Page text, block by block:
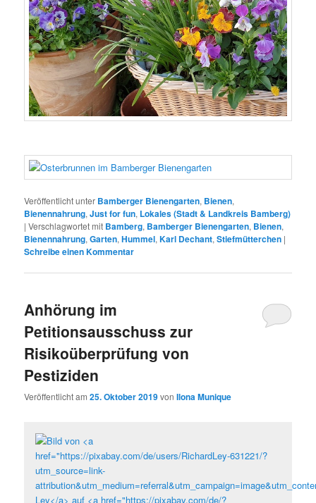
Veröffentlicht unter Bamberger Bienengarten, Bienen,
Bienennahrung,Just for fun, Lokales (Stadt & Landkreis Bamberg)
|Verschlagwortet mit Bamberg, Bamberger Bienengarten, Bienen,
Bienennahrung,Garten,Hummel,Karl Dechant,Stiefmütterchen |
Schreibe einen Kommentar
Anhörung im
Petitionsausschuss zur
Risikoüberprüfung von
Pestiziden
Veröffentlicht am25. Oktober 2019vonIlona Munique